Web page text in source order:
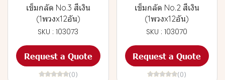
เข็มกลัด No.3 สีเงิน
(1พวงx12อัน)
SKU : 103073
Request a Quote
(0)
เข็มกลัด No.2 สีเงิน
(1พวงx12อัน)
SKU : 103070
Request a Quote
(0)